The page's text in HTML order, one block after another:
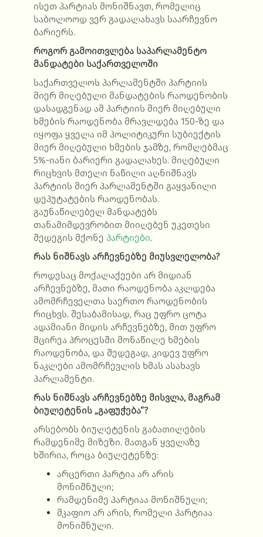
ისეთ პარტიას მონიშნავთ, რომელიც
საბოლოოდ ვერ გადალახავს საარჩევნო
ბარიერს.
როგორ გამოითვლება საპარლამენტო
მანდატები საქართველოში
საქართველოს პარლამენტში პარტიის
მიერ მიღებული მანდატების რაოდენობის
დასადგენად ამ პარტიის მიერ მიღებული
ხმების რაოდენობა მრავლდება 150-ზე და
იყოფა ყველა იმ პოლიტიკური სუბიექტის
მიერ მიღებული ხმების ჯამზე, რომლებმაც
5%-იანი ბარიერი გადალახეს. მიღებული
რიცხვის მთელი ნაწილი აღნიშნავს
პარტიის მიერ პარლამენტში გაყვანილი
დეპუტატების რაოდენობას.
გაუნაწილებელ მანდატებს
თანამიმდევრობით მიიღებენ უკეთესი
შედეგის მქონე პარტიები.
რას ნიშნავს არჩევნებზე მიუსვლელობა?
როდესაც მოქალაქეები არ მიდიან
არჩევნებზე, მათი რაოდენობა აკლდება
ამომრჩეველთა საერთო რაოდენობის
რიცხვს. შესაბამისად, რაც უფრო ცოტა
ადამიანი მიდის არჩევნებზე, მით უფრო
მცირეა პროცესში მონაწილე ხმების
რაოდენობა, და შედეგად, კიდევ უფრო
ნაკლები ამომრჩევლის ხმას ასახავს
პარლამენტი.
რას ნიშნავს არჩევნებზე მისვლა, მაგრამ
ბიულეტენის „გაფუჭება“?
არსებობს ბიულეტენის გაბათილების
რამდენიმე მიზეზი. მათგან ყველაზე
ხშირია, როცა ბიულეტენზე:
არცერთი პარტია არ არის
მონიშნული;
რამდენიმე პარტიაა მონიშნული;
მკაფიო არ არის, რომელი პარტიაა
მონიშნული.